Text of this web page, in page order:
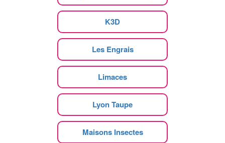
K3D
Les Engrais
Limaces
Lyon Taupe
Maisons Insectes